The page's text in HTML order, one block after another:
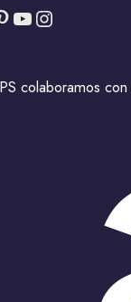
YouTube
Instagram
colaboramos con